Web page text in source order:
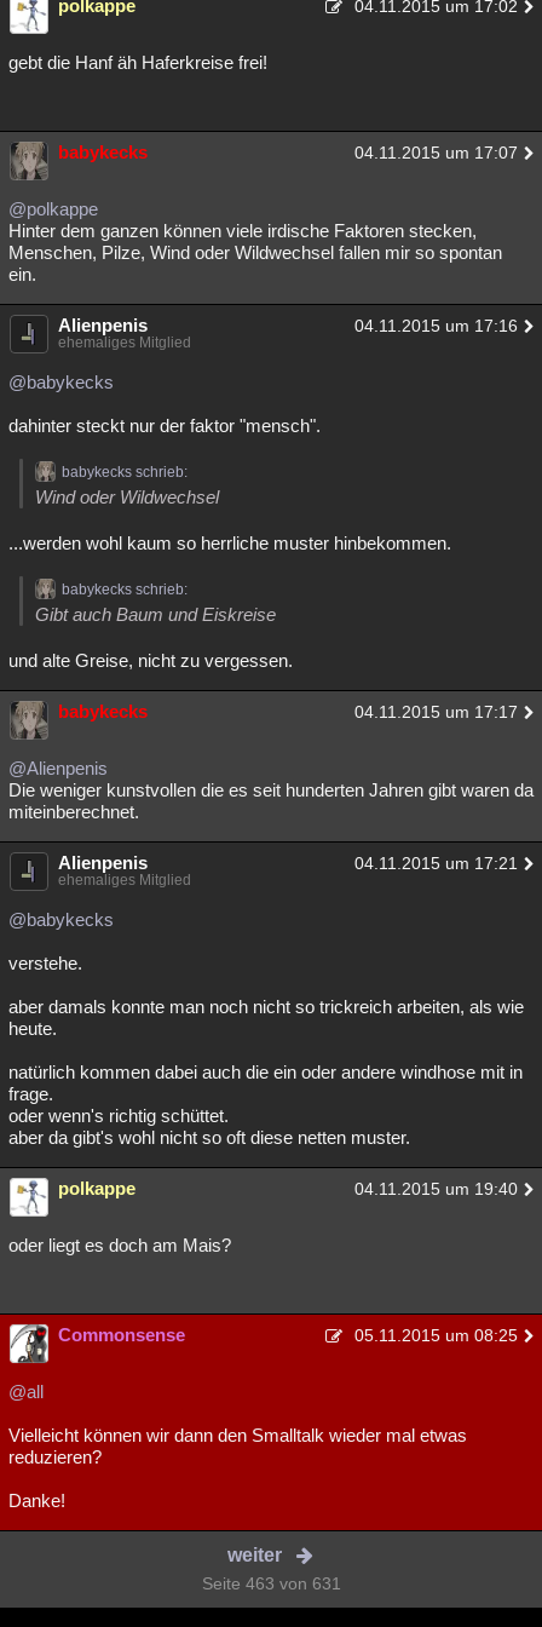
polkappe 04.11.2015 um 17:02
gebt die Hanf äh Haferkreise frei!
babykecks 04.11.2015 um 17:07
@polkappe
Hinter dem ganzen können viele irdische Faktoren stecken,
Menschen, Pilze, Wind oder Wildwechsel fallen mir so spontan
ein.
Alienpenis 04.11.2015 um 17:16
ehemaliges Mitglied
@babykecks
dahinter steckt nur der faktor "mensch".
babykecks schrieb:
Wind oder Wildwechsel
...werden wohl kaum so herrliche muster hinbekommen.
babykecks schrieb:
Gibt auch Baum und Eiskreise
und alte Greise, nicht zu vergessen.
babykecks 04.11.2015 um 17:17
@Alienpenis
Die weniger kunstvollen die es seit hunderten Jahren gibt waren da
miteinberechnet.
Alienpenis 04.11.2015 um 17:21
ehemaliges Mitglied
@babykecks
verstehe.
aber damals konnte man noch nicht so trickreich arbeiten, als wie
heute.
natürlich kommen dabei auch die ein oder andere windhose mit in
frage.
oder wenn's richtig schüttet.
aber da gibt's wohl nicht so oft diese netten muster.
polkappe 04.11.2015 um 19:40
oder liegt es doch am Mais?
Commonsense 05.11.2015 um 08:25
@all
Vielleicht können wir dann den Smalltalk wieder mal etwas
reduzieren?
Danke!
weiter
Seite 463 von 631